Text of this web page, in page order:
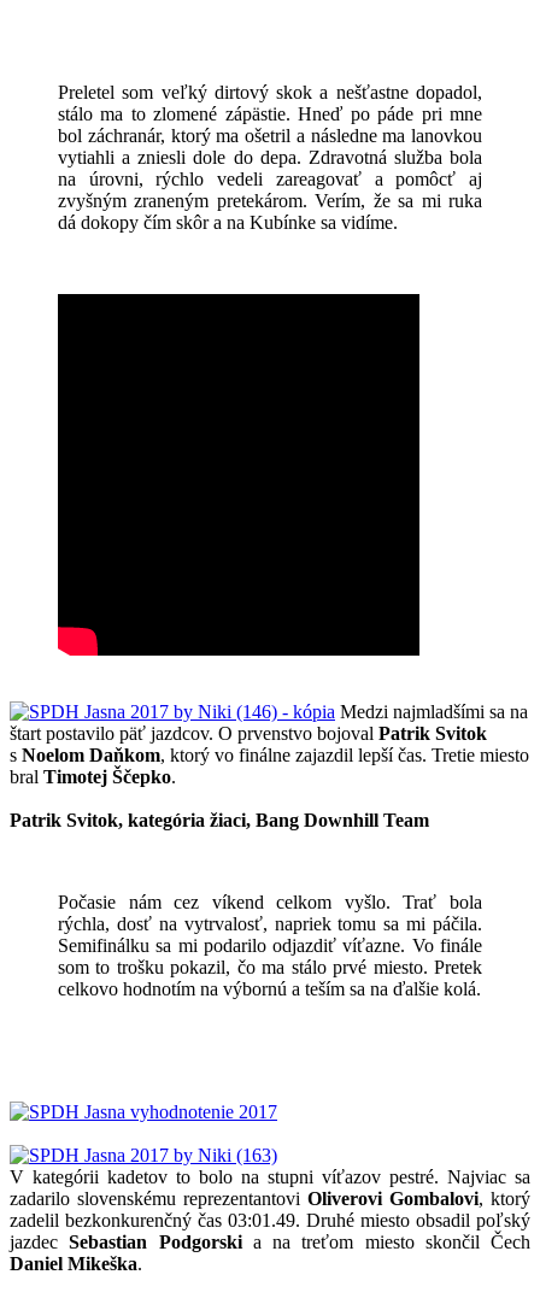
Preletel som veľký dirtový skok a nešťastne dopadol,
stálo ma to zlomené zápästie. Hneď po páde pri mne
bol záchranár, ktorý ma ošetril a následne ma lanovkou
vytiahli a zniesli dole do depa. Zdravotná služba bola
na úrovni, rýchlo vedeli zareagovať a pomôcť aj
zvyšným zraneným pretekárom. Verím, že sa mi ruka
dá dokopy čím skôr a na Kubínke sa vidíme.
Medzi najmladšími sa na
štart postavilo päť jazdcov. O prvenstvo bojoval Patrik Svitok
s Noelom Daňkom, ktorý vo finálne zajazdil lepší čas. Tretie miesto
bral Timotej Ščepko.
Patrik Svitok, kategória žiaci, Bang Downhill Team
Počasie nám cez víkend celkom vyšlo. Trať bola
rýchla, dosť na vytrvalosť, napriek tomu sa mi páčila.
Semifinálku sa mi podarilo odjazdiť víťazne. Vo finále
som to trošku pokazil, čo ma stálo prvé miesto. Pretek
celkovo hodnotím na výbornú a teším sa na ďalšie kolá.
V kategórii kadetov to bolo na stupni víťazov pestré. Najviac sa
zadarilo slovenskému reprezentantovi Oliverovi Gombalovi, ktorý
zadelil bezkonkurenčný čas 03:01.49. Druhé miesto obsadil poľský
jazdecSebastian Podgorskia na treťom miesto skončil Čech
Daniel Mikeška.